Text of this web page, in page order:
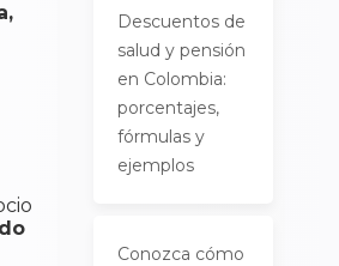
Descuentos de
salud y pensión
en Colombia:
porcentajes,
fórmulas y
ejemplos
Conozca cómo